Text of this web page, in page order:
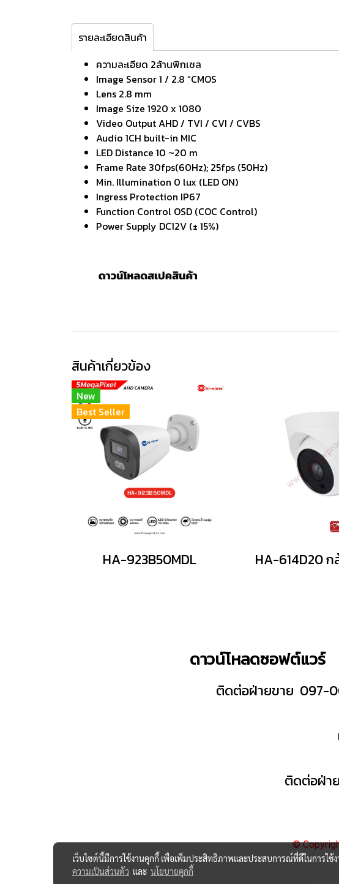
รายละเอียดสินค้า
ความละเอียด 2ล้านพิกเซล
Image Sensor 1 / 2.8 “CMOS
Lens 2.8 mm
Image Size 1920 x 1080
Video Output AHD / TVI / CVI / CVBS
Audio 1CH built-in MIC
LED Distance 10 ~20 m
Frame Rate 30fps(60Hz); 25fps (50Hz)
Min. Illumination 0 lux (LED ON)
Ingress Protection IP67
Function Control OSD (COC Control)
Power Supply DC12V (± 15%)
สินค้าเกี่ยวข้อง
New
Best Seller
HA-923B50MDL
ดาวน์โหลดซอฟต์แวร์
ติดต่อฝ่ายขาย 097-
ติดต่อฝ่า
©
เว็บไซต์นี้มีการใช้งานคุกกี้ เพื่อเพิ่มประสิทธิภาพและประสบการณ์ที่ดีในการใช้
ความเป็นส่วนตัว และ นโยบายคุกกี้